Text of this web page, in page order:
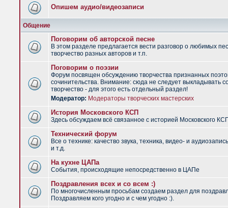
Опишем аудио/видеозаписи
Общение
Поговорим об авторской песне
В этом разделе предлагается вести разговор о любимых
творчество разных авторов и т.п.
Поговорим о поэзии
Форум посвящен обсуждению творчества признанных
сочинительства. Внимание: сюда не следует выкладывать
творчество - для этого есть отдельный раздел!
Модератор: Модераторы творческих мастерских
История Московского КСП
Здесь обсуждаем всё связанное с историей Московского
Технический форум
Все о технике: качество звука, техника, видео- и
и т.д.
На кухне ЦАПа
События, происходящие непосредственно в ЦАПе
Поздравления всех и со всем :)
По многочисленным просьбам создаем раздел для
Поздравляем кого угодно и с чем угодно :).